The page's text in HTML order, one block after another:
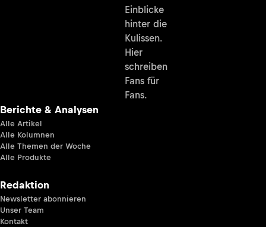
Einblicke
hinter die
Kulissen.
Hier
schreiben
Fans für
Fans.
Berichte & Analysen
Alle Artikel
Alle Kolumnen
Alle Themen der Woche
Alle Produkte
Redaktion
Newsletter abonnieren
Unser Team
Kontakt